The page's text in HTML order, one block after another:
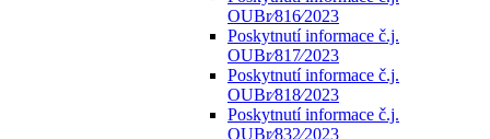
OUBr⁄816⁄2023
Poskytnutí informace č.j.
OUBr⁄817⁄2023
Poskytnutí informace č.j.
OUBr⁄818⁄2023
Poskytnutí informace č.j.
OUBr⁄832⁄2023